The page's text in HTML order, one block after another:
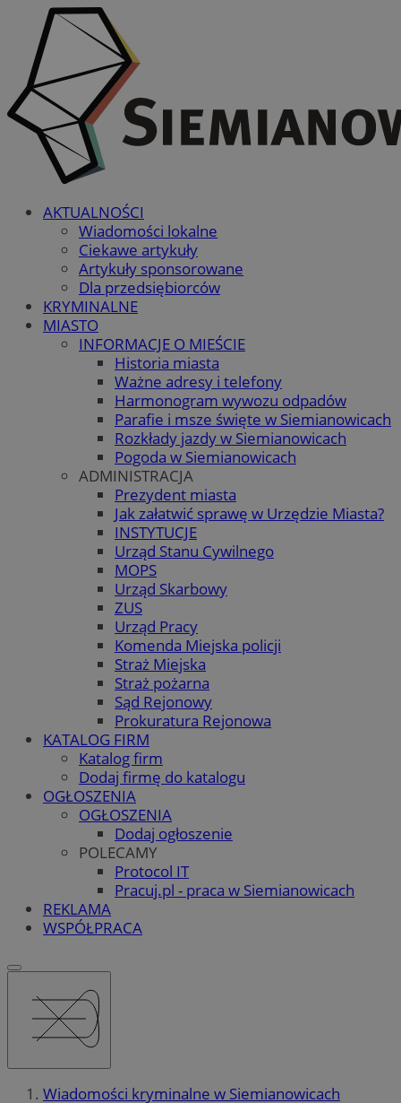
AKTUALNOŚCI
Wiadomości lokalne
Ciekawe artykuły
Artykuły sponsorowane
Dla przedsiębiorców
KRYMINALNE
MIASTO
INFORMACJE O MIEŚCIE
Historia miasta
Ważne adresy i telefony
Harmonogram wywozu odpadów
Parafie i msze święte w Siemianowicach
Rozkłady jazdy w Siemianowicach
Pogoda w Siemianowicach
ADMINISTRACJA
Prezydent miasta
Jak załatwić sprawę w Urzędzie Miasta?
INSTYTUCJE
Urząd Stanu Cywilnego
MOPS
Urząd Skarbowy
ZUS
Urząd Pracy
Komenda Miejska policji
Straż Miejska
Straż pożarna
Sąd Rejonowy
Prokuratura Rejonowa
KATALOG FIRM
Katalog firm
Dodaj firmę do katalogu
OGŁOSZENIA
OGŁOSZENIA
Dodaj ogłoszenie
POLECAMY
Protocol IT
Pracuj.pl - praca w Siemianowicach
REKLAMA
WSPÓŁPRACA
Wiadomości kryminalne w Siemianowicach